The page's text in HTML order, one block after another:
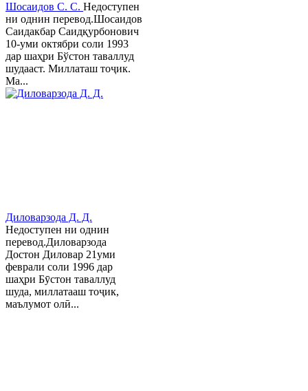
Шосаидов С. С. Недоступен
ни однин перевод.Шосаидов
Саидакбар Саидқурбонович
10-уми октябри соли 1993
дар шаҳри Бўстон таваллуд
шудааст. Миллаташ тоҷик.
Ма...
Диловарзода Д. Д.
Недоступен ни однин
перевод.Диловарзода
Достон Диловар 21уми
феврали соли 1996 дар
шаҳри Бӯстон таваллуд
шуда, миллатааш тоҷик,
маълумот олӣ...